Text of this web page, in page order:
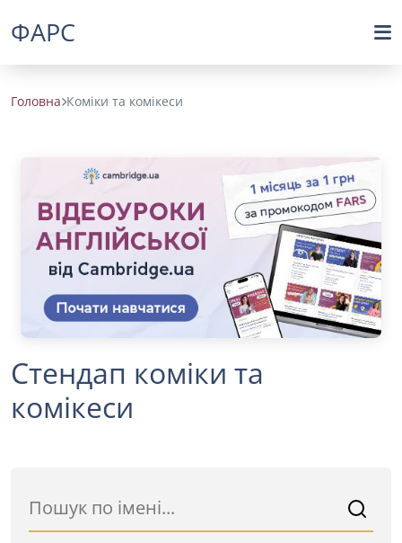
ФАРС
Головна Коміки та комікеси
Стендап коміки та
комікеси